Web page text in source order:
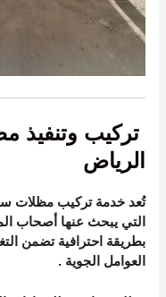
تركيب وتنفيذ
الرياض
تُعد خدمةتركيب مظلات
التي يبحث عنها أصحاب
بطريقة احترافية تضمن
العوامل الجوية.